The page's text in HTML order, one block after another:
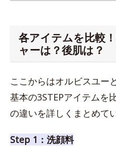
各アイテムを比較
ャーは？後肌は？
ここからはオルビスユー
基本の3STEPアイテムを
の違いを詳しくまとめて
Step 1：洗顔料